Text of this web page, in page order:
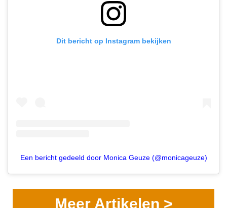
Dit bericht op Instagram bekijken
Een bericht gedeeld door Monica Geuze (@monicageuze)
Meer Artikelen >